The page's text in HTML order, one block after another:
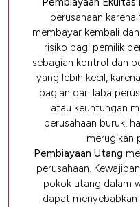
perusahaan
membayar kembali
risiko bagi pemilik
sebagian kontrol dan
yang lebih kecil,
bagian dari laba
atau keuntungan
perusahaan buruk,
merugikan
Pembiayaan Utang
perusahaan.
pokok utang dalam
dapat